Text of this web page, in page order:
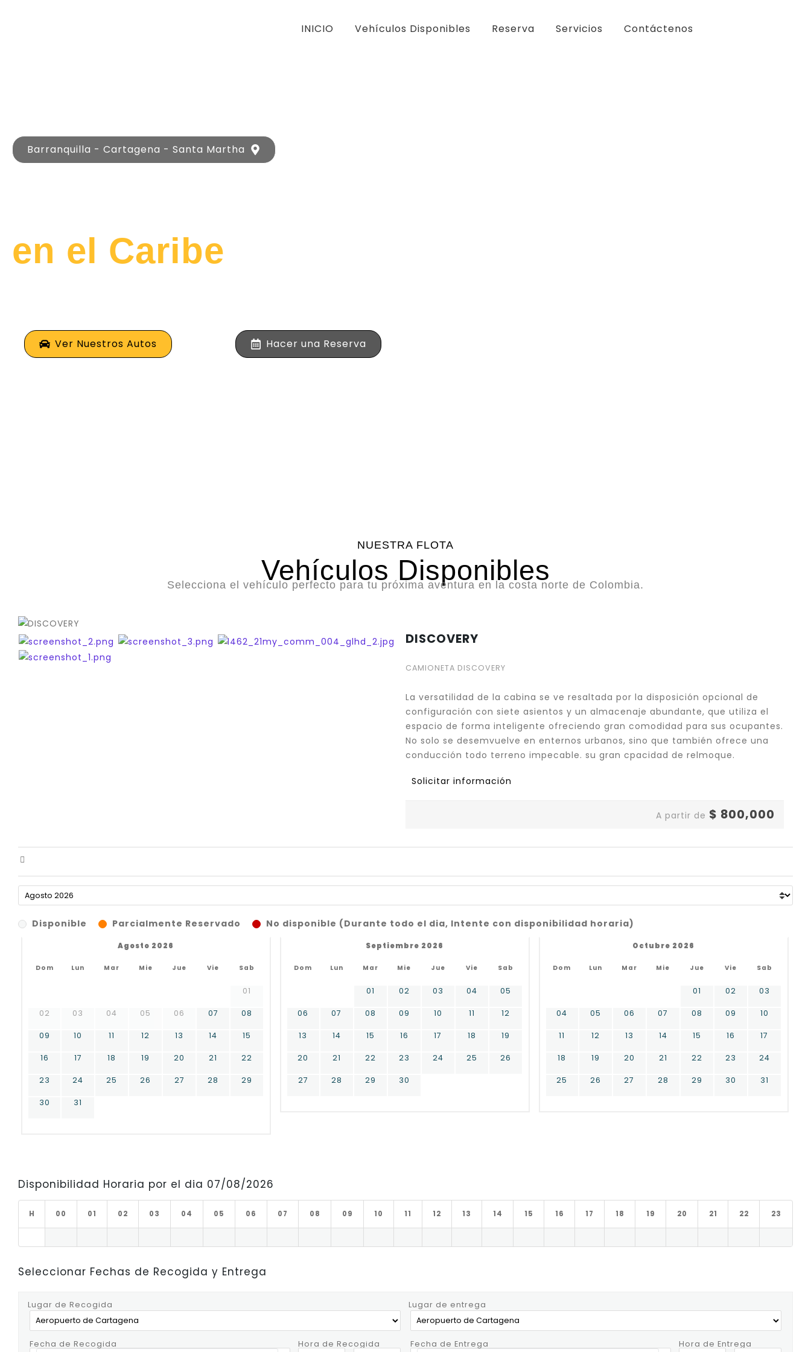
INICIO Vehículos Disponibles Reserva Servicios Contáctenos
Barranquilla - Cartagena - Santa Martha
en el Caribe
Ver Nuestros Autos Hacer una Reserva
NUESTRA FLOTA
Vehículos Disponibles
Selecciona el vehículo perfecto para tu próxima aventura en la costa norte de Colombia.
DISCOVERY
CAMIONETA DISCOVERY
La versatilidad de la cabina se ve resaltada por la disposición opcional de
configuración con siete asientos y un almacenaje abundante, que utiliza el
espacio de forma inteligente ofreciendo gran comodidad para sus ocupantes.
No solo se desemvuelve en enternos urbanos, sino que también ofrece una
conducción todo terreno impecable. su gran cpacidad de relmoque.
Solicitar información
A partir de $ 800,000
Disponible Parcialmente Reservado No disponible (Durante todo el dia, Intente con disponibilidad horaria)
Agosto 2026
Dom Lun Mar Mie Jue Vie Sab
01
02 03 04 05 06 07 08
09 10 11 12 13 14 15
16 17 18 19 20 21 22
23 24 25 26 27 28 29
30 31
Septiembre 2026
Dom Lun Mar Mie Jue Vie Sab
01 02 03 04 05
06 07 08 09 10 11 12
13 14 15 16 17 18 19
20 21 22 23 24 25 26
27 28 29 30
Octubre 2026
Dom Lun Mar Mie Jue Vie Sab
01 02 03
04 05 06 07 08 09 10
11 12 13 14 15 16 17
18 19 20 21 22 23 24
25 26 27 28 29 30 31
Disponibilidad Horaria por el dia 07/08/2026
H 00 01 02 03 04 05 06 07 08 09 10 11 12 13 14 15 16 17 18 19 20 21 22 23
Seleccionar Fechas de Recogida y Entrega
Lugar de Recogida Lugar de entrega
Fecha de Recogida Hora de Recogida Fecha de Entrega Hora de Entrega